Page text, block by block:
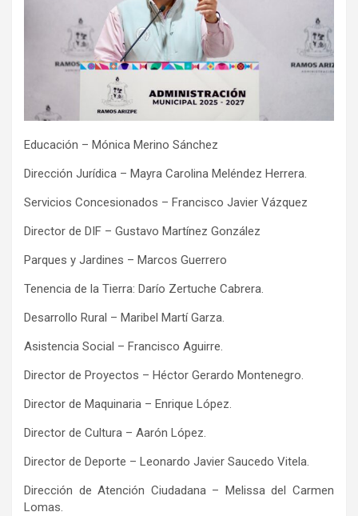
Educación – Mónica Merino Sánchez
Dirección Jurídica – Mayra Carolina Meléndez Herrera.
Servicios Concesionados – Francisco Javier Vázquez
Director de DIF – Gustavo Martínez González
Parques y Jardines – Marcos Guerrero
Tenencia de la Tierra: Darío Zertuche Cabrera.
Desarrollo Rural – Maribel Martí Garza.
Asistencia Social – Francisco Aguirre.
Director de Proyectos – Héctor Gerardo Montenegro.
Director de Maquinaria – Enrique López.
Director de Cultura – Aarón López.
Director de Deporte – Leonardo Javier Saucedo Vitela.
Dirección de Atención Ciudadana – Melissa del Carmen
Lomas.